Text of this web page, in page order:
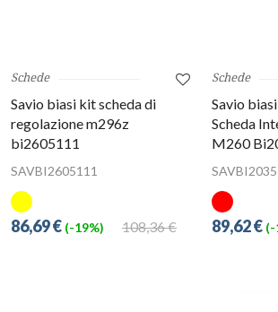
Schede
Savio biasi kit scheda di
regolazione m296z
bi2605111
SAVBI2605111
108,36 €
86,69 € (-19%)
Schede
Savio
Scheda
M260
89,62 € (-